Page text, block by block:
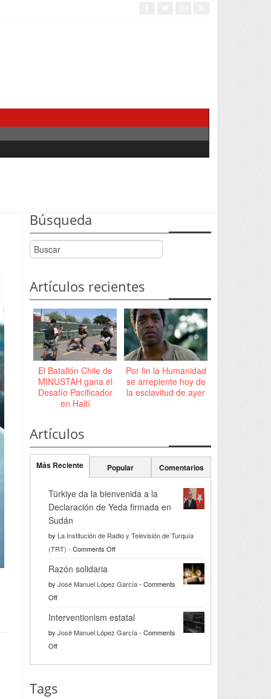
Búsqueda
Artículos recientes
El Batallón Chile de
MINUSTAH gana el
Desafío Pacificador
en Haití
Por fin la Humanidad
se arrepiente hoy de
la esclavitud de ayer
Artículos
Más Reciente Popular Comentarios
Türkiye da la bienvenida a la
Declaración de Yeda firmada en
Sudán
by La Institución de Radio y Televisión de Turquía
(TRT) - Comments Offon
Türkiye
la
a
Yeda
Razón solidaria
by José Manuel López García- Comments
Offon
Razón
solidaria
Interventionism estatal
by José Manuel López García- Comments
Offon
Tags